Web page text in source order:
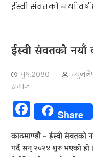
ईस्वी संवतको नयाँ
ईस्वी संवतको नयाँ
पुष,२०८०
समाज
Facebook
Share
काठमाण्डाै – ईस्वी संवतको
गर्दै सन् २०२४ शुरु भएको हो